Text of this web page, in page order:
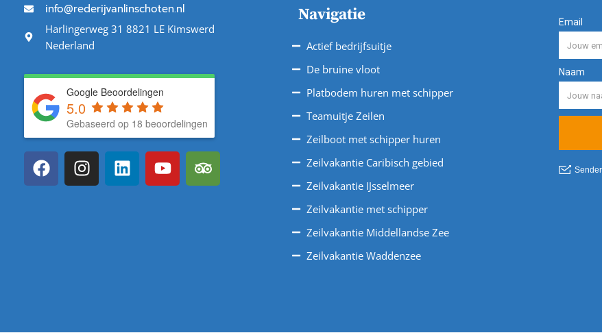
info@rederijvanlinschoten.nl
Harlingerweg 31 8821 LE Kimswerd
Nederland
Google Beoordelingen
5.0
Gebaseerd op 18 beoordelingen
Navigatie
Actief bedrijfsuitje
De bruine vloot
Platbodem huren met schipper
Teamuitje Zeilen
Zeilboot met schipper huren
Zeilvakantie Caribisch gebied
Zeilvakantie IJsselmeer
Zeilvakantie met schipper
Zeilvakantie Middellandse Zee
Zeilvakantie Waddenzee